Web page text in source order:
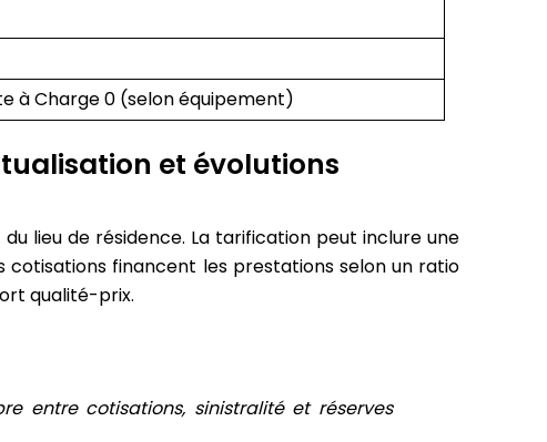
à Charge 0 (selon équipement)
et évolutions
lieu de résidence. La tarification peut inclure une
cotisations financent les prestations selon un ratio
qualité-prix.
entre cotisations, sinistralité et réserves